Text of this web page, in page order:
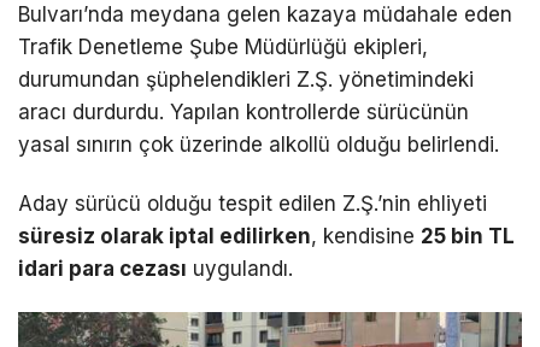
Bulvarı’nda meydana gelen kazaya müdahale eden
Trafik Denetleme Şube Müdürlüğü ekipleri,
durumundan şüphelendikleri Z.Ş. yönetimindeki
aracı durdurdu. Yapılan kontrollerde sürücünün
yasal sınırın çok üzerinde alkollü olduğu belirlendi.
Aday sürücü olduğu tespit edilen Z.Ş.’nin ehliyeti
süresiz olarak iptal edilirken, kendisine 25 bin TL
idari para cezası uygulandı.